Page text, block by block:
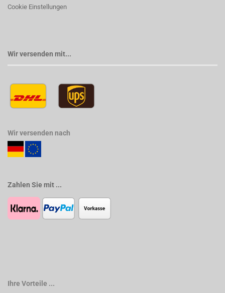
Cookie Einstellungen
Wir versenden mit...
Wir versenden nach
Zahlen Sie mit ...
Ihre Vorteile ...